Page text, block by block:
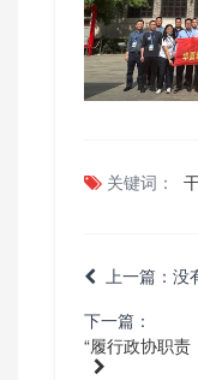
关键词：
上一篇：没
下一篇：
“履行政协职